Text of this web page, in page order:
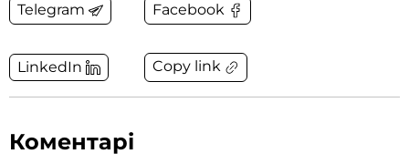
Telegram Facebook
LinkedIn Copy link
Коментарі